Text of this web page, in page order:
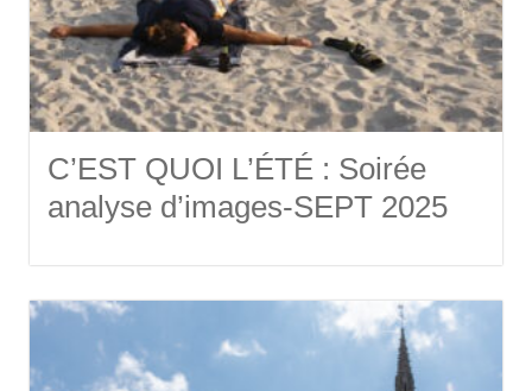
C’EST QUOI L’ÉTÉ : Soirée
analyse d’images-SEPT 2025